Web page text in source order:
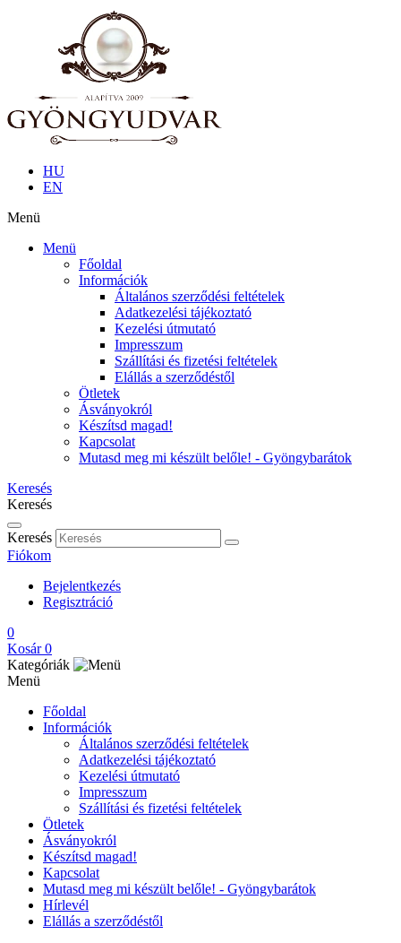
HU
EN
Menü
Menü
Főoldal
Információk
Általános szerződési feltételek
Adatkezelési tájékoztató
Kezelési útmutató
Impresszum
Szállítási és fizetési feltételek
Elállás a szerződéstől
Ötletek
Ásványokról
Készítsd magad!
Kapcsolat
Mutasd meg mi készült belőle! - Gyöngybarátok
Keresés
Keresés
Keresés
Fiókom
Bejelentkezés
Regisztráció
0
Kosár 0
Kategóriák
Menü
Főoldal
Információk
Általános szerződési feltételek
Adatkezelési tájékoztató
Kezelési útmutató
Impresszum
Szállítási és fizetési feltételek
Ötletek
Ásványokról
Készítsd magad!
Kapcsolat
Mutasd meg mi készült belőle! - Gyöngybarátok
Hírlevél
Elállás a szerződéstől